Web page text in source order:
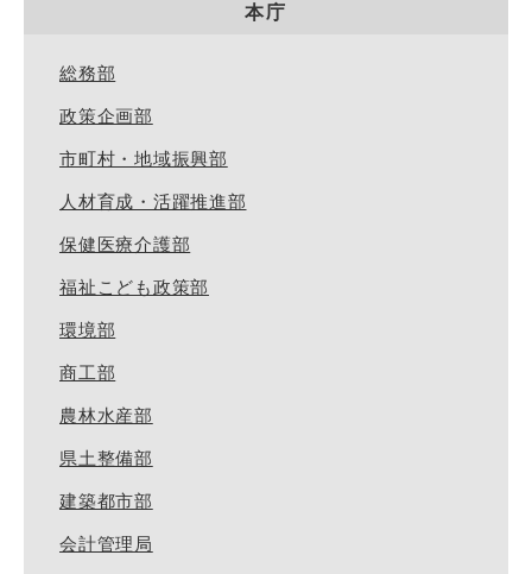
本庁
総務部
政策企画部
市町村・地域振興部
人材育成・活躍推進部
保健医療介護部
福祉こども政策部
環境部
商工部
農林水産部
県土整備部
建築都市部
会計管理局